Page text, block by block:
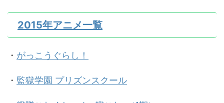
2015年アニメ一覧
・ がっこうぐらし！
・ 監獄学園 プリズンスクール